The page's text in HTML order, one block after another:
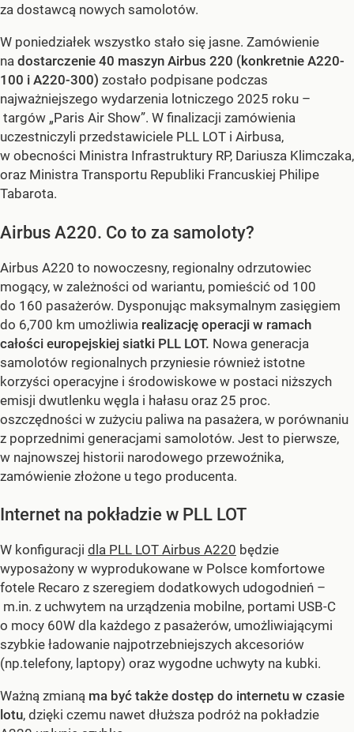
za dostawcą nowych samolotów.
W poniedziałek wszystko stało się jasne. Zamówienie
na dostarczenie 40 maszyn Airbus 220 (konkretnie A220-
100 i A220-300) zostało podpisane podczas
najważniejszego wydarzenia lotniczego 2025 roku –
targów „Paris Air Show”. W finalizacji zamówienia
uczestniczyli przedstawiciele PLL LOT i Airbusa,
w obecności Ministra Infrastruktury RP, Dariusza Klimczaka,
oraz Ministra Transportu Republiki Francuskiej Philipe
Tabarota.
Airbus A220. Co to za samoloty?
Airbus A220 to nowoczesny, regionalny odrzutowiec
mogący, w zależności od wariantu, pomieścić od 100
do 160 pasażerów. Dysponując maksymalnym zasięgiem
do 6,700 km umożliwia realizację operacji w ramach
całości europejskiej siatki PLL LOT. Nowa generacja
samolotów regionalnych przyniesie również istotne
korzyści operacyjne i środowiskowe w postaci niższych
emisji dwutlenku węgla i hałasu oraz 25 proc.
oszczędności w zużyciu paliwa na pasażera, w porównaniu
z poprzednimi generacjami samolotów. Jest to pierwsze,
w najnowszej historii narodowego przewoźnika,
zamówienie złożone u tego producenta.
Internet na pokładzie w PLL LOT
W konfiguracji dla PLL LOT Airbus A220 będzie
wyposażony w wyprodukowane w Polsce komfortowe
fotele Recaro z szeregiem dodatkowych udogodnień –
m.in. z uchwytem na urządzenia mobilne, portami USB-C
o mocy 60W dla każdego z pasażerów, umożliwiającymi
szybkie ładowanie najpotrzebniejszych akcesoriów
(np.telefony, laptopy) oraz wygodne uchwyty na kubki.
Ważną zmianą ma być także dostęp do internetu w czasie
lotu, dzięki czemu nawet dłuższa podróż na pokładzie